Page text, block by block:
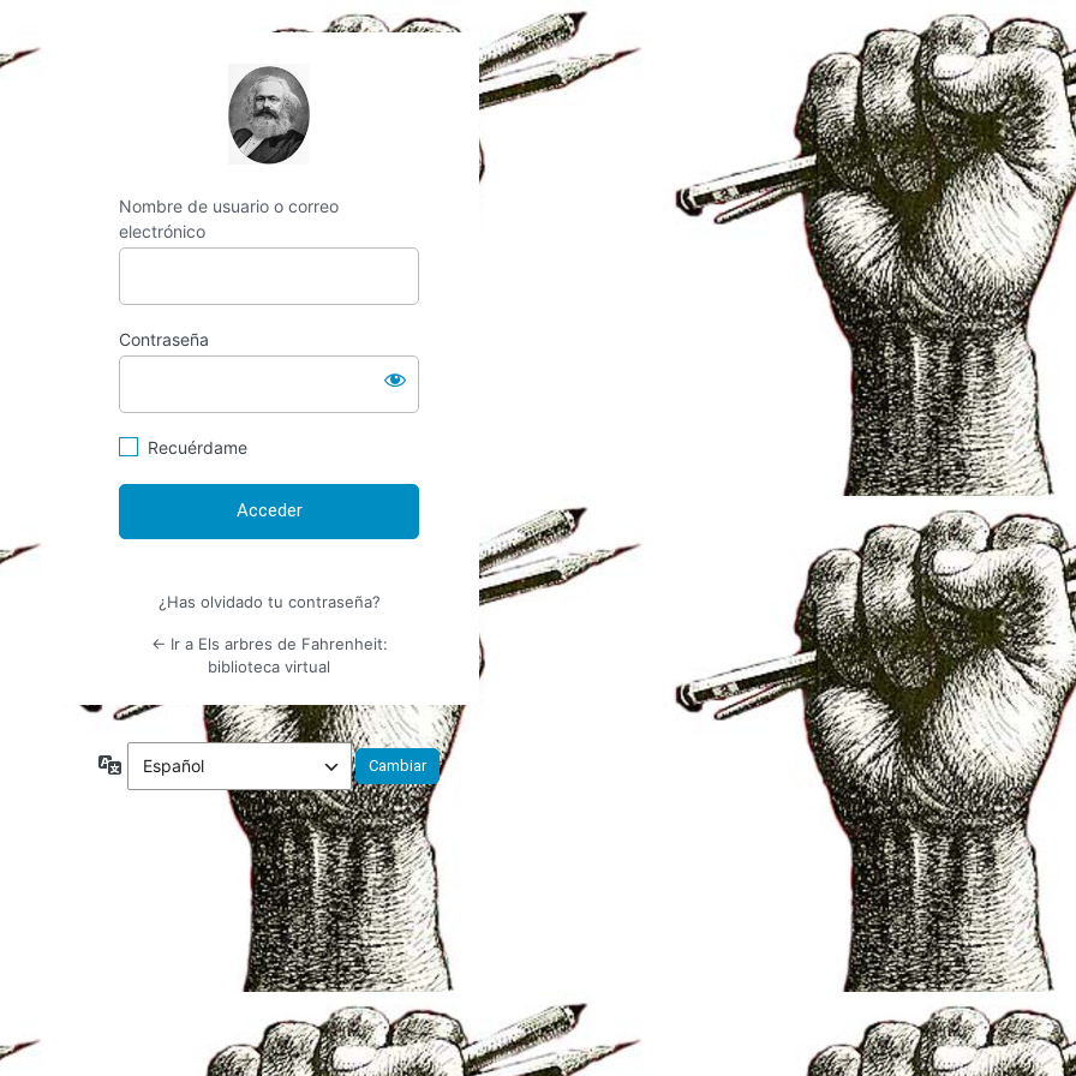
http://espai-marx.net/elsarbres
Nombre de usuario o correo
electrónico
Contraseña
Recuérdame
¿Has olvidado tu contraseña?
← Ir a Els arbres de Fahrenheit:
biblioteca virtual
Idioma